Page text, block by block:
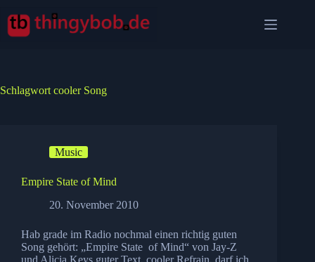
Inhalt
springen
Schlagwort cooler Song
Music
Empire State of Mind
20. November 2010
Hab grade im Radio nochmal einen richtig guten
Song gehört: „Empire State of Mind“ von Jay-Z
und Alicia Keys guter Text, cooler Refrain, darf ich